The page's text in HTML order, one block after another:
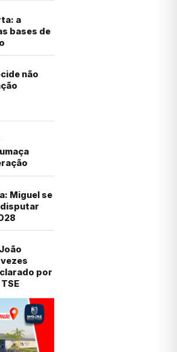
a
bases de
não
Miguel se
por